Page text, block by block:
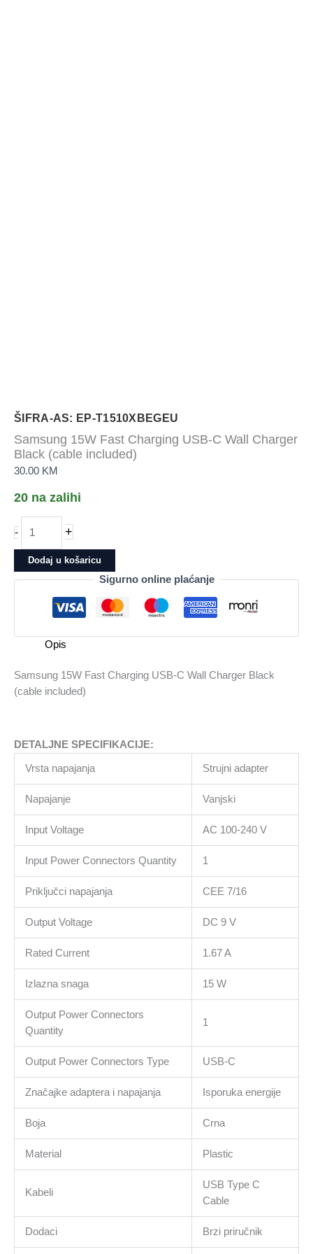
ŠIFRA-AS: EP-T1510XBEGEU
Samsung 15W Fast Charging USB-C Wall Charger
Black (cable included)
30.00 KM
20 na zalihi
-
15W
Fast
Charging
Charger
included)
+
Dodaj u košaricu
Sigurno online plaćanje
Opis
Samsung 15W Fast Charging USB-C Wall Charger Black
(cable included)
DETALJNE SPECIFIKACIJE:
Vrsta napajanja Strujni adapter
Napajanje Vanjski
Input Voltage AC 100-240 V
Input Power Connectors Quantity 1
Priključci napajanja CEE 7/16
Output Voltage DC 9 V
Rated Current 1.67 A
Izlazna snaga 15 W
Output Power Connectors
Quantity
1
Output Power Connectors Type USB-C
Značajke adaptera i napajanja Isporuka energije
Boja Crna
Material Plastic
Kabeli
USB Type C
Cable
Dodaci Brzi priručnik